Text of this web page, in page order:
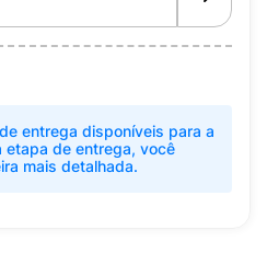
entrega disponíveis para a
etapa de entrega, você
mais detalhada.